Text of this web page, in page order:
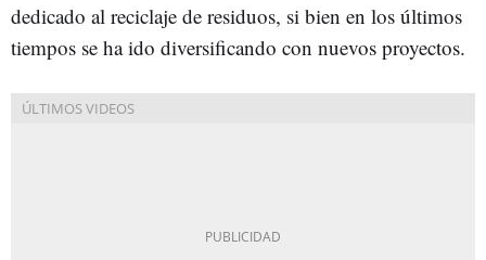
dedicado al reciclaje de residuos, si bien en los últimos
tiempos se ha ido diversificando con nuevos proyectos.